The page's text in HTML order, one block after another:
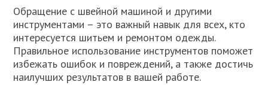
Обращение с швейной машиной и другими
инструментами – это важный навык для всех, кто
интересуется шитьем и ремонтом одежды.
Правильное использование инструментов поможет
избежать ошибок и повреждений, а также достичь
наилучших результатов в вашей работе.